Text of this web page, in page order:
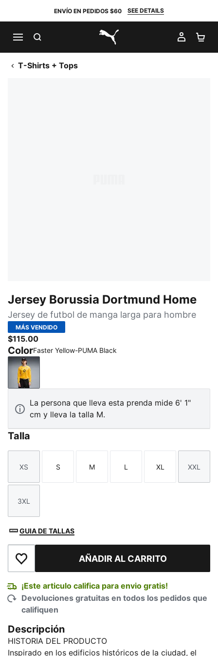
ENVÍO EN PEDIDOS $60 SEE DETAILS
PUMA.com
MI
T-Shirts + Tops
Jersey Borussia Dortmund Home
Jersey de futbol de manga larga para hombre
MÁS VENDIDO
$115.00
ColorFaster Yellow-PUMA Black
Faster Yellow-PUMA Black
La persona que lleva esta prenda mide 6' 1"
cm y lleva la talla M.
Talla
Talla
XS
Talla
S
Talla
M
Talla
L
Talla
XL
Talla
XXL
Talla
3XL
GUIA DE TALLAS
Añadir a la lista de deseosAÑADIR AL CARRITO
¡Este articulo califica para envio gratis!
Devoluciones gratuitas en todos los pedidos que
califiquen
Descripción
HISTORIA DEL PRODUCTO
Inspirado en los edificios históricos de la ciudad, el